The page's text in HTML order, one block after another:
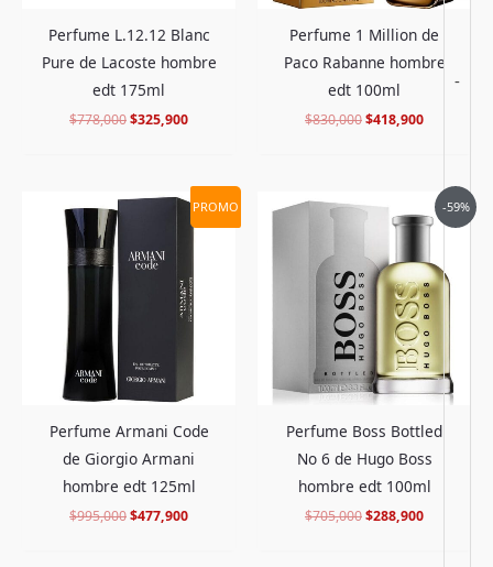
-
Perfume L.12.12 Blanc
Pure de Lacoste hombre
edt 175ml
$778,000$325,900
Perfume 1 Million de
Paco Rabanne hombre
edt 100ml
$830,000$418,900
PROMO
Perfume Armani Code
de Giorgio Armani
hombre edt 125ml
$995,000
El
era:
$995,000.
$477,900
El
precio
actual
-59%
Perfume Boss Bottled
No 6 de Hugo Boss
hombre edt 100ml
$705,000
precio
original
$705,000.
$288,900
precio
actual
$288,900.